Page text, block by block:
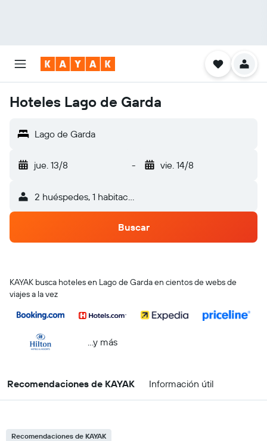
Hoteles Lago de Garda
Lago de Garda
jue. 13/8 - vie. 14/8
2 huéspedes, 1 habitación
Buscar
KAYAK busca hoteles en Lago de Garda en cientos de webs de
viajes a la vez
...y más
Recomendaciones de KAYAK Información útil
Recomendaciones de KAYAK